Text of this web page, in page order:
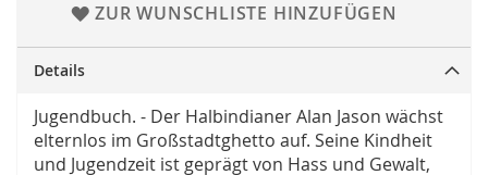
ZUR WUNSCHLISTE HINZUFÜGEN
Details
Jugendbuch. - Der Halbindianer Alan Jason wächst
elternlos im Großstadtghetto auf. Seine Kindheit
und Jugendzeit ist geprägt von Hass und Gewalt,